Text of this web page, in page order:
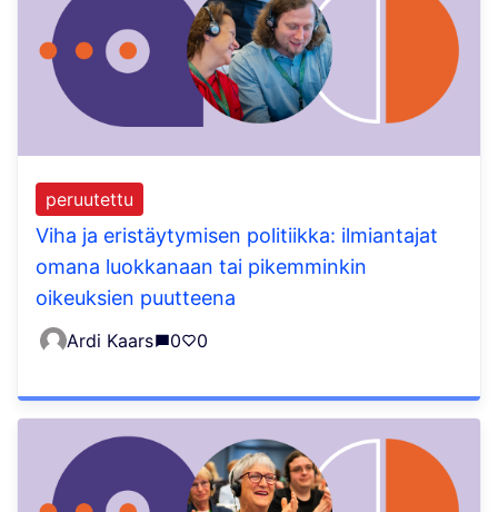
Viha ja eristäytymisen politiikka: ilmiantajat
omana luokkanaan tai pikemminkin
oikeuksien puutteena
peruutettu
Ardi Kaars 0 0